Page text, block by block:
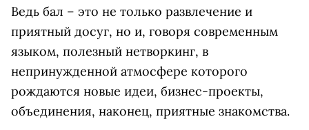
Ведь бал – это не только развлечение и
приятный досуг, но и, говоря современным
языком, полезный нетворкинг, в
непринужденной атмосфере которого
рождаются новые идеи, бизнес-проекты,
объединения, наконец, приятные знакомства.